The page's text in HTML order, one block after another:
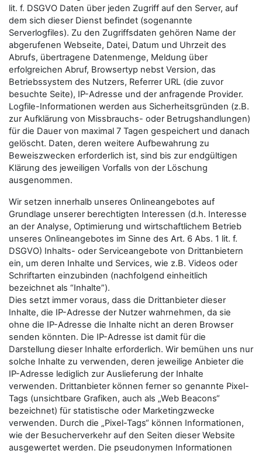
lit. f. DSGVO Daten über jeden Zugriff auf den Server, auf
dem sich dieser Dienst befindet (sogenannte
Serverlogfiles). Zu den Zugriffsdaten gehören Name der
abgerufenen Webseite, Datei, Datum und Uhrzeit des
Abrufs, übertragene Datenmenge, Meldung über
erfolgreichen Abruf, Browsertyp nebst Version, das
Betriebssystem des Nutzers, Referrer URL (die zuvor
besuchte Seite), IP-Adresse und der anfragende Provider.
Logfile-Informationen werden aus Sicherheitsgründen (z.B.
zur Aufklärung von Missbrauchs- oder Betrugshandlungen)
für die Dauer von maximal 7 Tagen gespeichert und danach
gelöscht. Daten, deren weitere Aufbewahrung zu
Beweiszwecken erforderlich ist, sind bis zur endgültigen
Klärung des jeweiligen Vorfalls von der Löschung
ausgenommen.
Wir setzen innerhalb unseres Onlineangebotes auf
Grundlage unserer berechtigten Interessen (d.h. Interesse
an der Analyse, Optimierung und wirtschaftlichem Betrieb
unseres Onlineangebotes im Sinne des Art. 6 Abs. 1 lit. f.
DSGVO) Inhalts- oder Serviceangebote von Drittanbietern
ein, um deren Inhalte und Services, wie z.B. Videos oder
Schriftarten einzubinden (nachfolgend einheitlich
bezeichnet als “Inhalte”).
Dies setzt immer voraus, dass die Drittanbieter dieser
Inhalte, die IP-Adresse der Nutzer wahrnehmen, da sie
ohne die IP-Adresse die Inhalte nicht an deren Browser
senden könnten. Die IP-Adresse ist damit für die
Darstellung dieser Inhalte erforderlich. Wir bemühen uns nur
solche Inhalte zu verwenden, deren jeweilige Anbieter die
IP-Adresse lediglich zur Auslieferung der Inhalte
verwenden. Drittanbieter können ferner so genannte Pixel-
Tags (unsichtbare Grafiken, auch als „Web Beacons“
bezeichnet) für statistische oder Marketingzwecke
verwenden. Durch die „Pixel-Tags“ können Informationen,
wie der Besucherverkehr auf den Seiten dieser Website
ausgewertet werden. Die pseudonymen Informationen